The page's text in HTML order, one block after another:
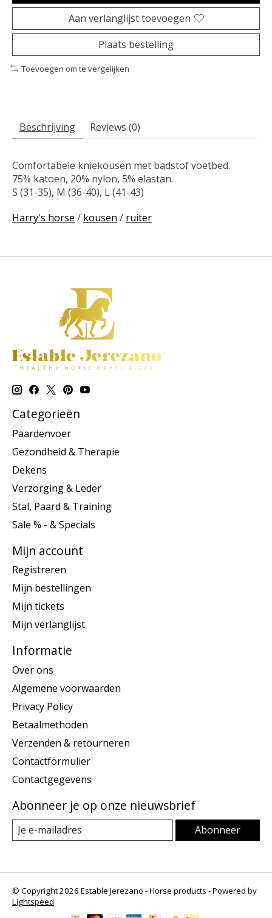
Aan verlanglijst toevoegen
Plaats bestelling
Toevoegen om te vergelijken
Beschrijving Reviews (0)
Comfortabele kniekousen met badstof voetbed.
75% katoen, 20% nylon, 5% elastan.
S (31-35), M (36-40), L (41-43)
Harry's horse / kousen / ruiter
Categorieën
Paardenvoer
Gezondheid & Therapie
Dekens
Verzorging & Leder
Stal, Paard & Training
Sale % - & Specials
Mijn account
Registreren
Mijn bestellingen
Mijn tickets
Mijn verlanglijst
Informatie
Over ons
Algemene voorwaarden
Privacy Policy
Betaalmethoden
Verzenden & retourneren
Contactformulier
Contactgegevens
Abonneer je op onze nieuwsbrief
Abonneer
© Copyright 2026 Estable Jerezano - Horse products - Powered by
Lightspeed